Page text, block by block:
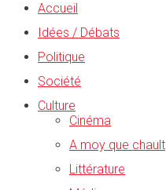
Accueil
Idées / Débats
Politique
Société
Culture
Cinéma
A moy que chault
Littérature